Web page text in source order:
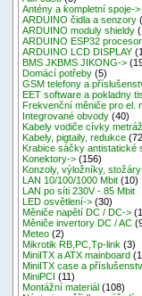
Antény a kompletní spoje->
ARDUINO čidla a senzory
ARDUINO moduly shieldy
ARDUINO ESP32
ARDUINO LCD DISPLAY
BMS JKBMS JIKONG->
Domácí potřeby (5)
GSM telefony a
EET software a pokladny
Frekvenční měniče pro el.
Integrované obvody (40)
Kabely vodiče cívky metráž
Kabely, pigtaily, redukce
Krabice sáčky antistatické
Konektory-> (156)
Konzoly, výložníky,
LAN 10/100/1000 Mbit (10)
LAN po síti 230V - 85 Mbit
LED osvětlení-> (30)
Měniče napětí DC / DC->
Měniče invertory DC / AC
Meteo (2)
Mikrotik RB,PC,Tp-link (3)
MiniITX a ATX mainboard
MiniITX case a
MiniPCI (11)
Montážní materiál (108)